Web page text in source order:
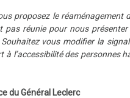
proposez le réaménagement
pas réunie pour nous
vous modifier la
l’accessibilité des personnes
du Général Leclerc